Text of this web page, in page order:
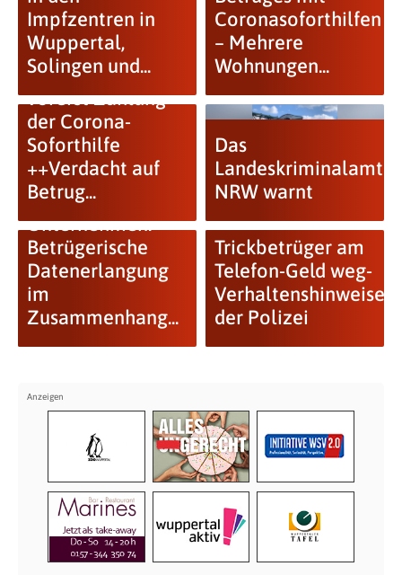
Impfzentren in
Wuppertal,
Solingen und...
Coronasoforthilfen
– Mehrere
Wohnungen...
NRW stoppt
vorerst Zahlung
der Corona-
Soforthilfe
++Verdacht auf
Betrug...
Das
Landeskriminalamt
NRW warnt
Warnmeldung für
Unternehmen:
Betrügerische
Datenerlangung
im
Zusammenhang...
Trickbetrüger am
Telefon-Geld weg-
Verhaltenshinweise
der Polizei